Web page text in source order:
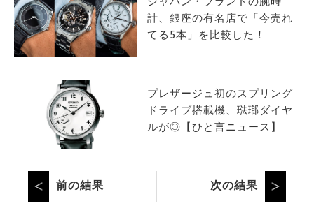
ジャパン・ブランドの腕時
計、銀座の有名店で「今売れ
てる5本」を比較した！
プレザージュ初のスプリング
ドライブ搭載機、琺瑯ダイヤ
ルが◎【ひと言ニュース】
前の結果 次の結果